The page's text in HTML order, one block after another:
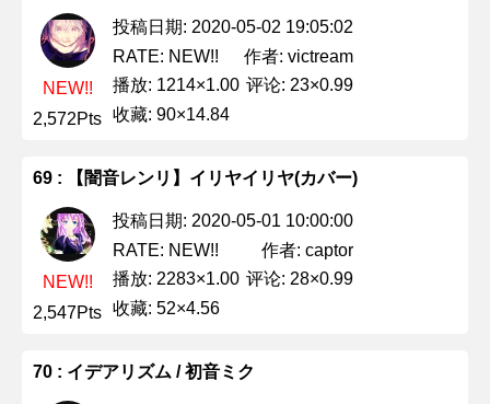
NEW!!
2,572Pts
投稿日期: 2020-05-02 19:05:02
RATE: NEW!!
作者: victream
播放: 1214×1.00 评论: 23×0.99
收藏: 90×14.84
69 : 【闇音レンリ】イリヤイリヤ(カバー)
NEW!!
2,547Pts
投稿日期: 2020-05-01 10:00:00
RATE: NEW!!
作者: captor
播放: 2283×1.00 评论: 28×0.99
收藏: 52×4.56
70 : イデアリズム / 初音ミク